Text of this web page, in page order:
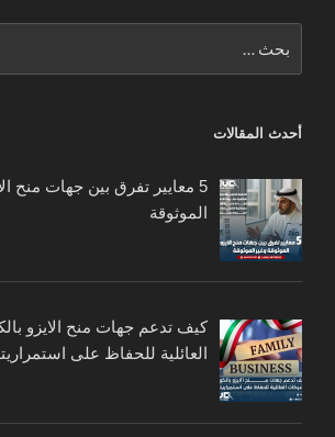
عن:
أحدث المقالات
5 معايير تفرق بين جهات منح
الموثوقة
كيف تدعم جهات منح الايزو
العائلية للحفاظ على